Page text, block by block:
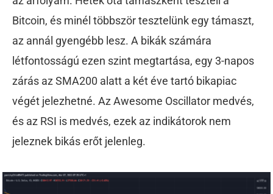
Bitcoin, és minél többször tesztelünk egy támaszt,
az annál gyengébb lesz. A bikák számára
létfontosságú ezen szint megtartása, egy 3-napos
zárás az SMA200 alatt a két éve tartó bikapiac
végét jelezhetné. Az Awesome Oscillator medvés,
és az RSI is medvés, ezek az indikátorok nem
jeleznek bikás erőt jelenleg.